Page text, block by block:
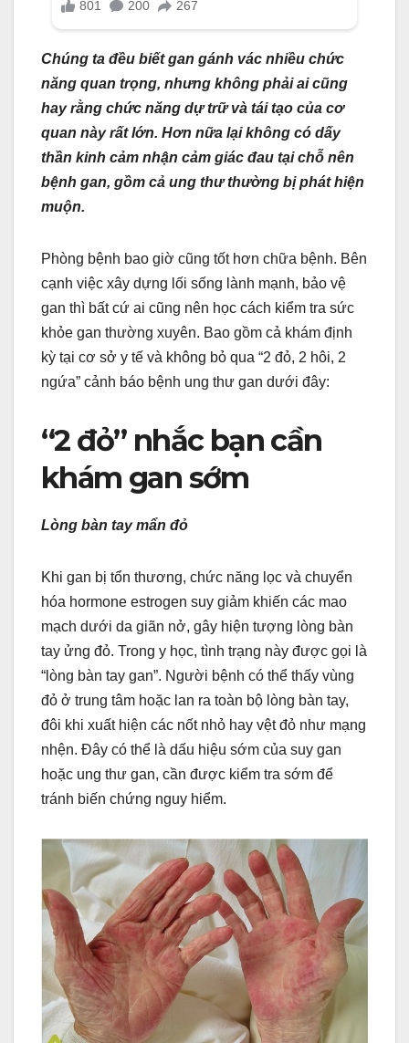
Chúng ta đều biết gan gánh vác nhiều chức
năng quan trọng, nhưng không phải ai cũng
hay rằng chức năng dự trữ và tái tạo của cơ
quan này rất lớn. Hơn nữa lại không có dấy
thần kinh cảm nhận cảm giác đau tại chỗ nên
bệnh gan, gồm cả ung thư thường bị phát hiện
muộn.
Phòng bệnh bao giờ cũng tốt hơn chữa bệnh. Bên
cạnh việc xây dựng lối sống lành mạnh, bảo vệ
gan thì bất cứ ai cũng nên học cách kiểm tra sức
khỏe gan thường xuyên. Bao gồm cả khám định
kỳ tại cơ sở y tế và không bỏ qua “2 đỏ, 2 hôi, 2
ngứa” cảnh báo bệnh ung thư gan dưới đây:
“2 đỏ” nhắc bạn cần
khám gan sớm
Lòng bàn tay mẩn đỏ
Khi gan bị tổn thương, chức năng lọc và chuyển
hóa hormone estrogen suy giảm khiến các mao
mạch dưới da giãn nở, gây hiện tượng lòng bàn
tay ửng đỏ. Trong y học, tình trạng này được gọi là
“lòng bàn tay gan”. Người bệnh có thể thấy vùng
đỏ ở trung tâm hoặc lan ra toàn bộ lòng bàn tay,
đôi khi xuất hiện các nốt nhỏ hay vệt đỏ như mạng
nhện. Đây có thể là dấu hiệu sớm của suy gan
hoặc ung thư gan, cần được kiểm tra sớm để
tránh biến chứng nguy hiểm.